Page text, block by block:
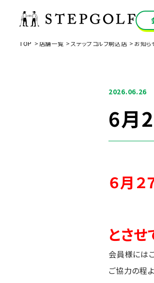
TOP 店舗一覧 ステップゴルフ駒込店 お知ら
2026.06.26
6月
６月
とさせ
会員様には
ご協力の程